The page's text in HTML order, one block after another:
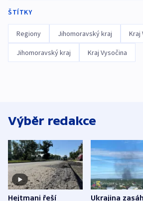
ŠTÍTKY
Regiony Jihomoravský kraj Kraj
Jihomoravský kraj Kraj Vysočina
Výběr redakce
Hejtmani řeší
Ukrajina